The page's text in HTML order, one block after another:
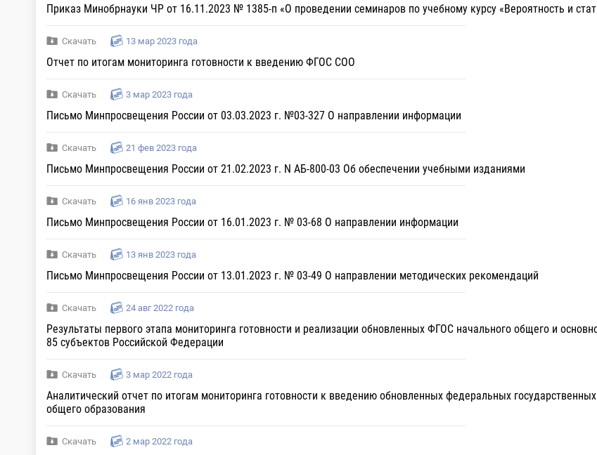
Приказ Минобрнауки ЧР от 16.11.2023 № 1385-п «О проведении семинаров по учебному курсу «Вероятность и
Скачать 13 мар 2023 года
Отчет по итогам мониторинга готовности к введению ФГОС СОО
Скачать 3 мар 2023 года
Письмо Минпросвещения России от 03.03.2023 г. №03-327 О направлении информации
Скачать 21 фев 2023 года
Письмо Минпросвещения России от 21.02.2023 г. N АБ-800-03 Об обеспечении учебными изданиями
Скачать 16 янв 2023 года
Письмо Минпросвещения России от 16.01.2023 г. № 03-68 О направлении информации
Скачать 13 янв 2023 года
Письмо Минпросвещения России от 13.01.2023 г. № 03-49 О направлении методических рекомендаций
Скачать 24 авг 2022 года
Результаты первого этапа мониторинга готовности и реализации обновленных ФГОС начального общего и
85 субъектов Российской Федерации
Скачать 3 мар 2022 года
Аналитический отчет по итогам мониторинга готовности к введению обновленных федеральных
общего образования
Скачать 2 мар 2022 года